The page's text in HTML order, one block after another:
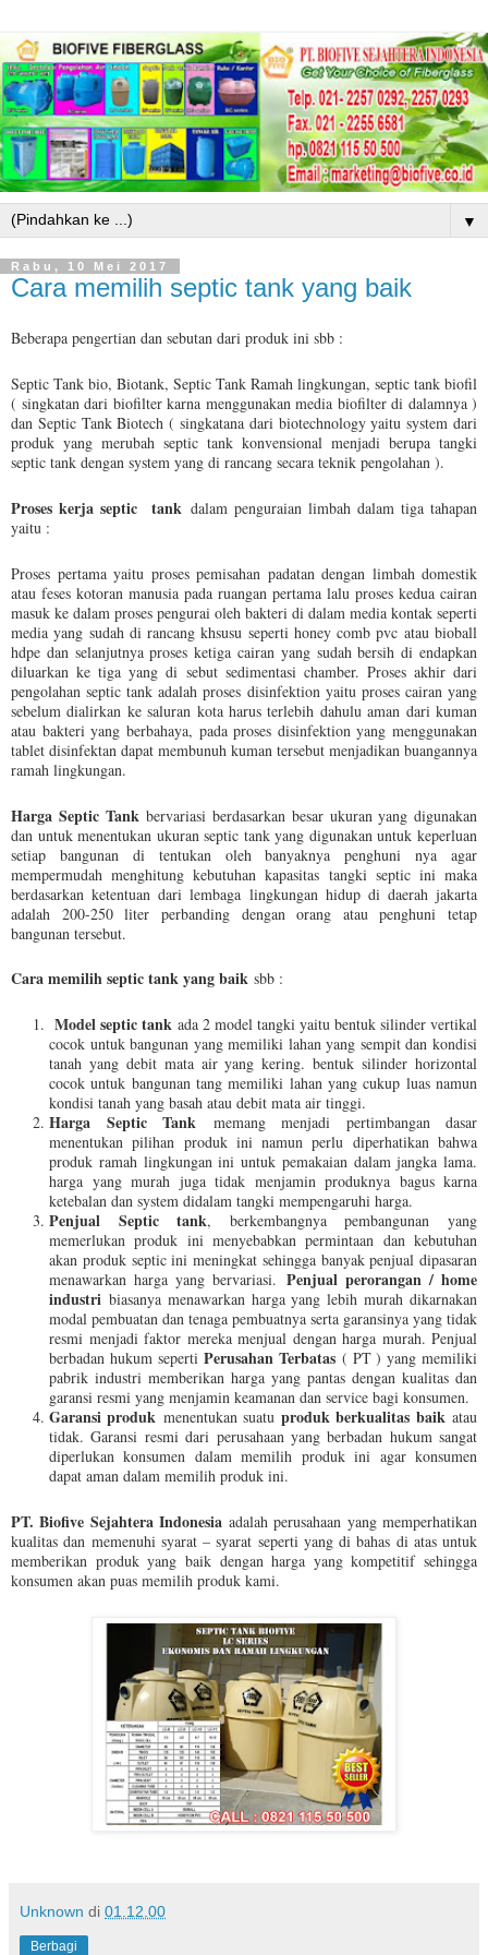
▼
Rabu, 10 Mei 2017
Cara memilih septic tank yang baik
Beberapa pengertian dan sebutan dari produk ini sbb :
Septic Tank bio, Biotank, Septic Tank Ramah lingkungan, septic tank biofil
( singkatan dari biofilter karna menggunakan media biofilter di dalamnya )
dan Septic Tank Biotech ( singkatana dari biotechnology yaitu system dari
produk yang merubah septic tank konvensional menjadi berupa tangki
septic tank dengan system yang di rancang secara teknik pengolahan ).
Proses kerja septic tank dalam penguraian limbah dalam tiga tahapan
yaitu :
Proses pertama yaitu proses pemisahan padatan dengan limbah domestik
atau feses kotoran manusia pada ruangan pertama lalu proses kedua cairan
masuk ke dalam proses pengurai oleh bakteri di dalam media kontak seperti
media yang sudah di rancang khsusu seperti honey comb pvc atau bioball
hdpe dan selanjutnya proses ketiga cairan yang sudah bersih di endapkan
diluarkan ke tiga yang di sebut sedimentasi chamber. Proses akhir dari
pengolahan septic tank adalah proses disinfektion yaitu proses cairan yang
sebelum dialirkan ke saluran kota harus terlebih dahulu aman dari kuman
atau bakteri yang berbahaya, pada proses disinfektion yang menggunakan
tablet disinfektan dapat membunuh kuman tersebut menjadikan buangannya
ramah lingkungan.
Harga Septic Tank bervariasi berdasarkan besar ukuran yang digunakan
dan untuk menentukan ukuran septic tank yang digunakan untuk keperluan
setiap bangunan di tentukan oleh banyaknya penghuni nya agar
mempermudah menghitung kebutuhan kapasitas tangki septic ini maka
berdasarkan ketentuan dari lembaga lingkungan hidup di daerah jakarta
adalah 200-250 liter perbanding dengan orang atau penghuni tetap
bangunan tersebut.
Cara memilih septic tank yang baik sbb :
Model septic tank ada 2 model tangki yaitu bentuk silinder vertikal
cocok untuk bangunan yang memiliki lahan yang sempit dan kondisi
tanah yang debit mata air yang kering. bentuk silinder horizontal
cocok untuk bangunan tang memiliki lahan yang cukup luas namun
kondisi tanah yang basah atau debit mata air tinggi.
Harga Septic Tank memang menjadi pertimbangan dasar
menentukan pilihan produk ini namun perlu diperhatikan bahwa
produk ramah lingkungan ini untuk pemakaian dalam jangka lama.
harga yang murah juga tidak menjamin produknya bagus karna
ketebalan dan system didalam tangki mempengaruhi harga.
Penjual Septic tank, berkembangnya pembangunan yang
memerlukan produk ini menyebabkan permintaan dan kebutuhan
akan produk septic ini meningkat sehingga banyak penjual dipasaran
menawarkan harga yang bervariasi. Penjual perorangan / home
industri biasanya menawarkan harga yang lebih murah dikarnakan
modal pembuatan dan tenaga pembuatnya serta garansinya yang tidak
resmi menjadi faktor mereka menjual dengan harga murah. Penjual
berbadan hukum sepertiPerusahan Terbatas ( PT ) yang memiliki
pabrik industri memberikan harga yang pantas dengan kualitas dan
garansi resmi yang menjamin keamanan dan service bagi konsumen.
Garansi produk menentukan suatuproduk berkualitas baikatau
tidak. Garansi resmi dari perusahaan yang berbadan hukum sangat
diperlukan konsumen dalam memilih produk ini agar konsumen
dapat aman dalam memilih produk ini.
PT. Biofive Sejahtera Indonesiaadalah perusahaan yang memperhatikan
kualitas dan memenuhi syarat – syarat seperti yang di bahas di atas untuk
memberikan produk yang baik dengan harga yang kompetitif sehingga
konsumen akan puas memilih produk kami.
Unknown di 01.12.00
Berbagi